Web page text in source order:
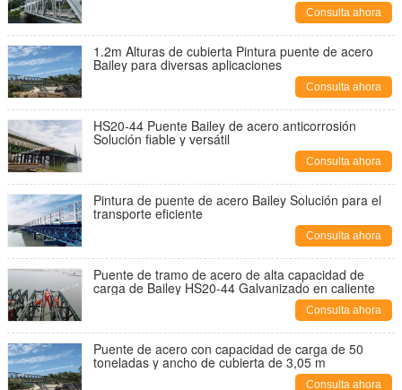
Consulta ahora
1.2m Alturas de cubierta Pintura puente de acero
Bailey para diversas aplicaciones
Consulta ahora
HS20-44 Puente Bailey de acero anticorrosión
Solución fiable y versátil
Consulta ahora
Pintura de puente de acero Bailey Solución para el
transporte eficiente
Consulta ahora
Puente de tramo de acero de alta capacidad de
carga de Bailey HS20-44 Galvanizado en caliente
Consulta ahora
Puente de acero con capacidad de carga de 50
toneladas y ancho de cubierta de 3,05 m
Consulta ahora